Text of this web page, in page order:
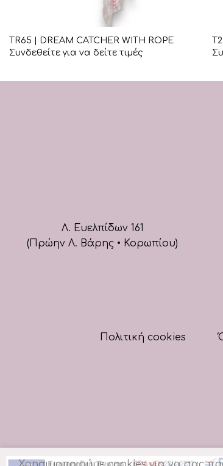
TR65 | DREAM CATCHER WITH ROPE
Συνδεθείτε για να δείτε τιμές
Λ. Ευελπίδων 161
(Πρώην Λ. Βάρης • Κορωπίου)
Πολιτική cookies